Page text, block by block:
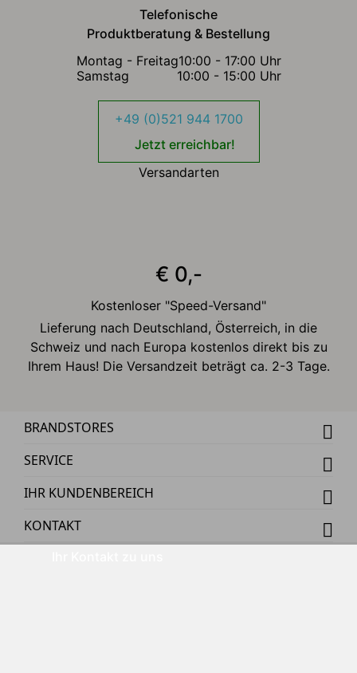
Telefonische
Produktberatung & Bestellung
Montag - Freitag10:00 - 17:00 Uhr
Samstag
10:00 - 15:00 Uhr
+49 (0)521 944 1700
Jetzt erreichbar!
Versandarten
€ 0,-
Kostenloser "Speed-Versand"
Lieferung nach Deutschland, Österreich, in die
Schweiz und nach Europa kostenlos direkt bis zu
Ihrem Haus! Die Versandzeit beträgt ca. 2-3 Tage.
BRANDSTORES
SERVICE
IHR KUNDENBEREICH
KONTAKT